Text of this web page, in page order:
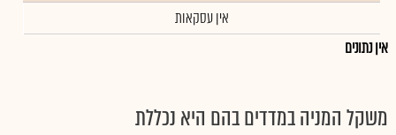
אין עסקאות
אין נתונים
משקל המניה במדדים בהם היא נכללת